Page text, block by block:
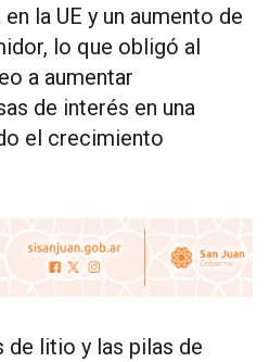
la UE y un aumento de
lo que obligó al
a aumentar
de interés en una
el crecimiento
de litio y las pilas de